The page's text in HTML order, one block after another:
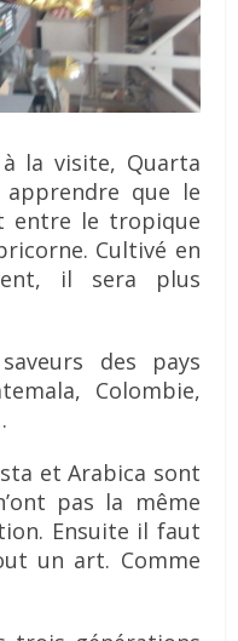
la visite, Quarta
que le
entre le tropique
Cultivé en
il sera plus
des pays
Colombie,
et Arabica sont
pas la même
Ensuite il faut
un art. Comme